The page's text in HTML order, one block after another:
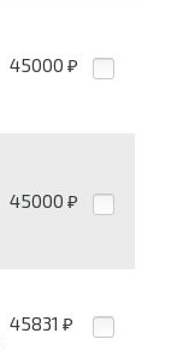
45000 ₽
45000 ₽
45831 ₽